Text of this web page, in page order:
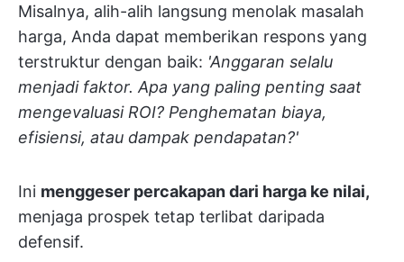
Misalnya, alih-alih langsung menolak masalah
harga, Anda dapat memberikan respons yang
terstruktur dengan baik: 'Anggaran selalu
menjadi faktor. Apa yang paling penting saat
mengevaluasi ROI? Penghematan biaya,
efisiensi, atau dampak pendapatan?'
Ini menggeser percakapan dari harga ke nilai,
menjaga prospek tetap terlibat daripada
defensif.